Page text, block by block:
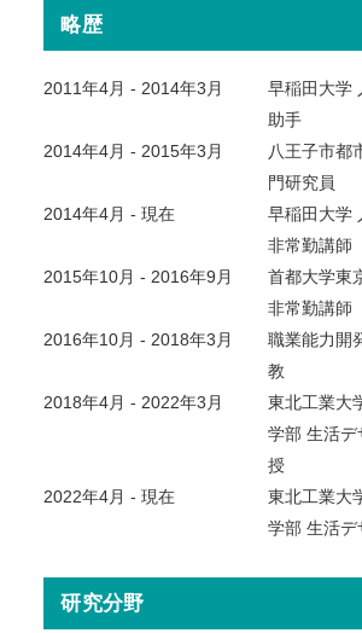
略歴
2011年4月 - 2014年3月
早稲田大学
助手
2014年4月 - 2015年3月
八王子市
門研究員
2014年4月 - 現在
早稲田大学
非常勤講師
2015年10月 - 2016年9月
首都大学東
非常勤講師
2016年10月 - 2018年3月
職業能力開
教
2018年4月 - 2022年3月
東北工業大
学部 生活
授
2022年4月 ‐ 現在
東北工業大
学部 生活
研究分野